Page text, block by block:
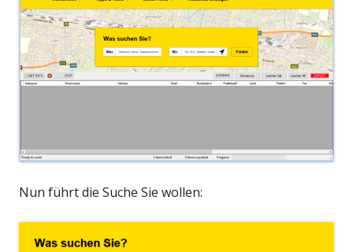
Nun führt die Suche Sie wollen: